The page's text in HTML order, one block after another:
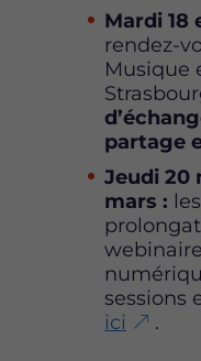
Mardi 18
rendez-
Musique
partage
Jeudi 20
mars :
sessions
ici
.